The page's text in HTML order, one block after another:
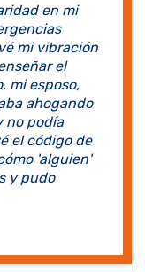
en mi
mi vibración
el
mi esposo,
ahogando
no podía
el código de
'alguien'
y pudo